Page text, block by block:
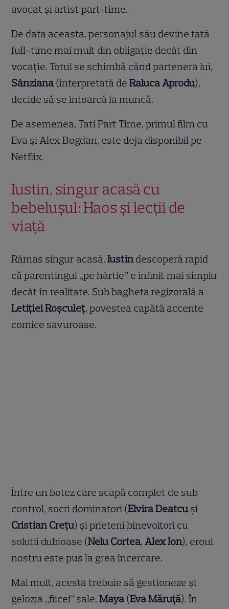
avocat și artist part-time.
De data aceasta, personajul său devine tată
full-time mai mult din obligație decât din
vocație. Totul se schimbă când partenera lui,
Sânziana (interpretată deRaluca Aprodu),
decide să se întoarcă la muncă.
De asemenea, Tati Part Time, primul film cu
Eva și Alex Bogdan, este deja disponibil pe
Netflix.
Iustin, singur acasă cu
bebelușul: Haos și lecții de
viață
Rămas singur acasă,Iustin descoperă rapid
că parentingul „pe hârtie” e infinit mai simplu
decât în realitate. Sub bagheta regizorală a
Letiției Roșculeț, povestea capătă accente
comice savuroase.
Între un botez care scapă complet de sub
control, socri dominatori (Elvira Deatcu și
Cristian Crețu) și prieteni binevoitori cu
soluții dubioase (Nelu Cortea,Alex Ion), eroul
nostru este pus la grea încercare.
Mai mult, acesta trebuie să gestioneze și
gelozia „fiicei” sale,Maya (Eva Măruță). În